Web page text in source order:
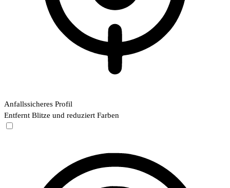
Anfallssicheres Profil
Entfernt Blitze und reduziert Farben